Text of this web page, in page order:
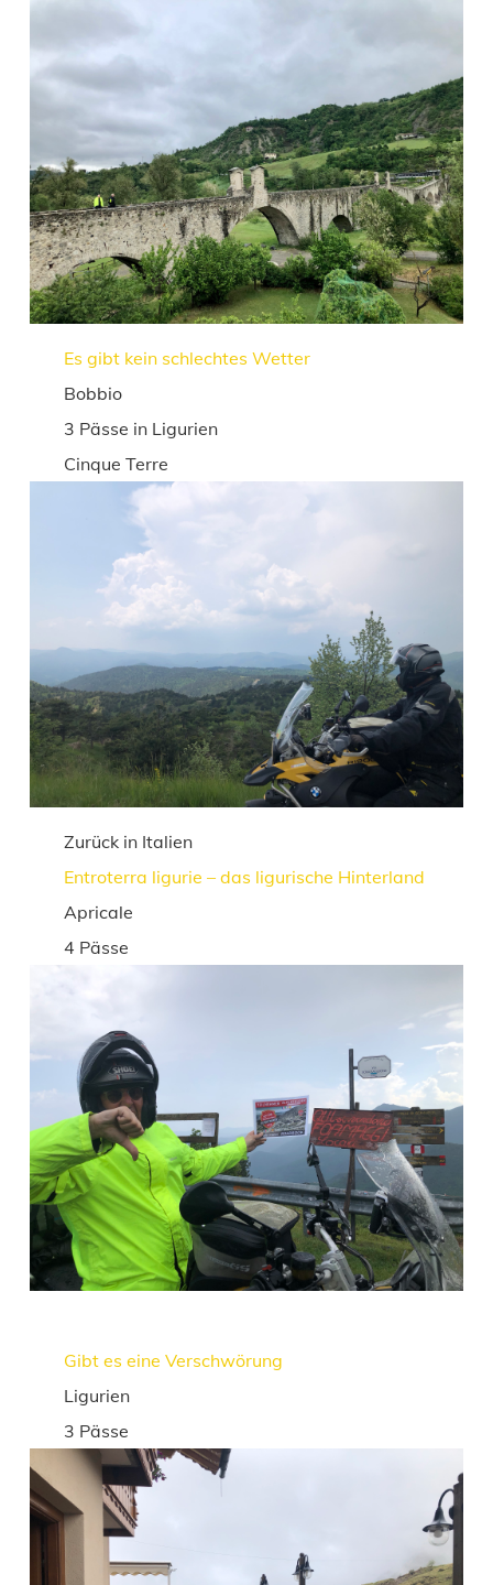
Es gibt kein schlechtes Wetter
Bobbio
3 Pässe in Ligurien
Cinque Terre
Zurück in Italien
Entroterra ligurie – das ligurische Hinterland
Apricale
4 Pässe
Gibt es eine Verschwörung
Ligurien
3 Pässe